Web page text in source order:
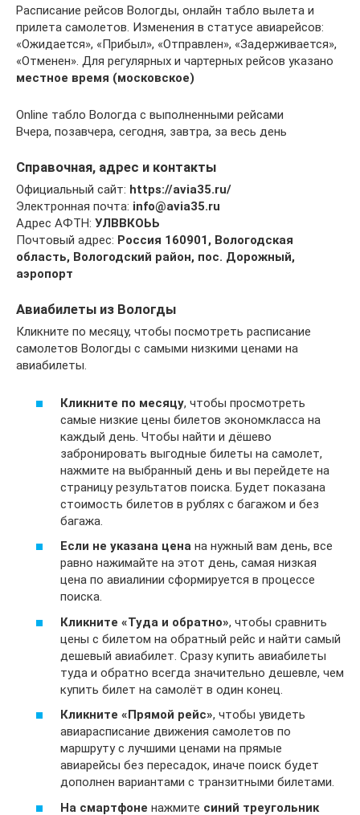
Расписание рейсов Вологды, онлайн табло вылета и
прилета самолетов. Изменения в статусе авиарейсов:
«Ожидается», «Прибыл», «Отправлен», «Задерживается»,
«Отменен». Для регулярных и чартерных рейсов указано
местное время (московское)
Online табло Вологда с выполненными рейсами
Вчера, позавчера, сегодня, завтра, за весь день
Справочная, адрес и контакты
Официальный сайт: https://avia35.ru/
Электронная почта: info@avia35.ru
Адрес АФТН: УЛВВКОЬЬ
Почтовый адрес: Россия 160901, Вологодская
область, Вологодский район, пос. Дорожный,
аэропорт
Авиабилеты из Вологды
Кликните по месяцу, чтобы посмотреть расписание
самолетов Вологды с самыми низкими ценами на
авиабилеты.
Кликните по месяцу, чтобы просмотреть
самые низкие цены билетов экономкласса на
каждый день. Чтобы найти и дёшево
забронировать выгодные билеты на самолет,
нажмите на выбранный день и вы перейдете на
страницу результатов поиска. Будет показана
стоимость билетов в рублях с багажом и без
багажа.
Если не указана цена на нужный вам день, все
равно нажимайте на этот день, самая низкая
цена по авиалинии сформируется в процессе
поиска.
Кликните «Туда и обратно», чтобы сравнить
цены с билетом на обратный рейс и найти самый
дешевый авиабилет. Сразу купить авиабилеты
туда и обратно всегда значительно дешевле, чем
купить билет на самолёт в один конец.
Кликните «Прямой рейс», чтобы увидеть
авиарасписание движения самолетов по
маршруту с лучшими ценами на прямые
авиарейсы без пересадок, иначе поиск будет
дополнен вариантами с транзитными билетами.
На смартфоне нажмите синий треугольник